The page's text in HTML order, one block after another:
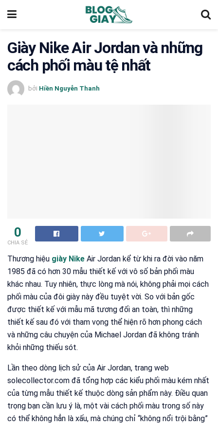
Giày Nike Air Jordan và những
cách phối màu tệ nhất
bởi Hiền Nguyễn Thanh
0
CHIA SẺ
Thương hiệu giày Nike Air Jordan kể từ khi ra đời vào năm
1985 đã có hơn 30 mẫu thiết kế với vô số bản phối màu
khác nhau. Tuy nhiên, thực lòng mà nói, không phải mọi cách
phối màu của đôi giày này đều tuyệt vời. So với bản gốc
được thiết kế với mẫu mã tương đối an toàn, thì những
thiết kế sau đó với tham vọng thể hiện rõ hơn phong cách
và những câu chuyện của Michael Jordan đã không tránh
khỏi những thiếu sót.
Lần theo dòng lịch sử của Air Jordan, trang web
solecollector.com đã tổng hợp các kiểu phối màu kém nhất
của từng mẫu thiết kế thuộc dòng sản phẩm này. Điều quan
trọng bạn cần lưu ý là, một vài cách phối màu trong số này
có thể không hẳn là xấu, mà chúng chỉ “không nổi trội bằng”